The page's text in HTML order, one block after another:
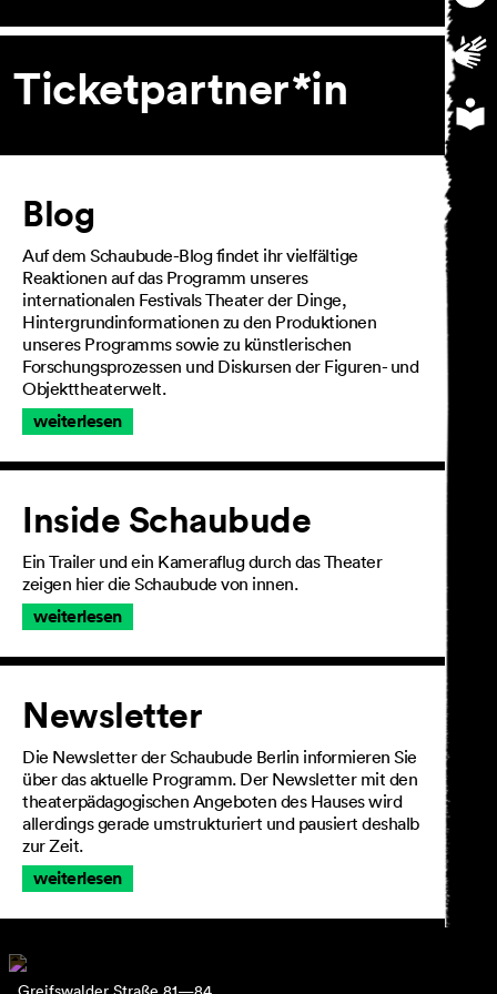
Ticketpartner*in
Artikel
Blog
Auf dem Schaubude-Blog findet ihr vielfältige
Reaktionen auf das Programm unseres
internationalen Festivals Theater der Dinge,
Hintergrundinformationen zu den Produktionen
unseres Programms sowie zu künstlerischen
Forschungsprozessen und Diskursen der Figuren- und
Objekttheaterwelt.
weiterlesen
Inside Schaubude
Ein Trailer und ein Kameraflug durch das Theater
zeigen hier die Schaubude von innen.
weiterlesen
Newsletter
Die Newsletter der Schaubude Berlin informieren Sie
über das aktuelle Programm. Der Newsletter mit den
theaterpädagogischen Angeboten des Hauses wird
allerdings gerade umstrukturiert und pausiert deshalb
zur Zeit.
weiterlesen